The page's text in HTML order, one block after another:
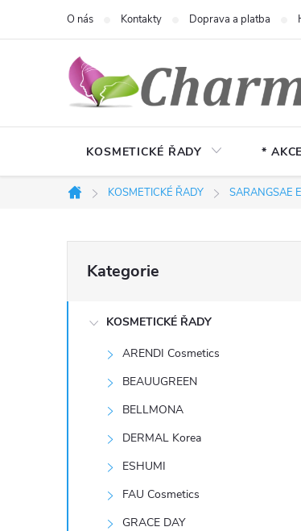
O nás Kontakty Doprava a platba
KOSMETICKÉ ŘADY *
Domů
KOSMETICKÉ ŘADY SARANGSAE
o
kategorie
Kategorie
KOSMETICKÉ ŘADY
ARENDI Cosmetics
BEAUUGREEN
BELLMONA
DERMAL Korea
ESHUMI
FAU Cosmetics
GRACE DAY